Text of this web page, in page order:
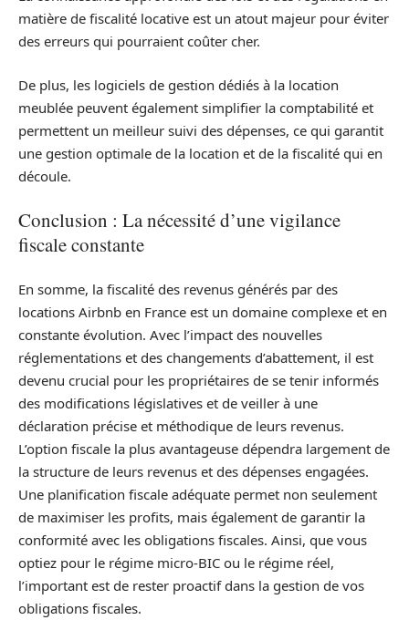
matière de fiscalité locative est un atout majeur pour éviter
des erreurs qui pourraient coûter cher.
De plus, les logiciels de gestion dédiés à la location
meublée peuvent également simplifier la comptabilité et
permettent un meilleur suivi des dépenses, ce qui garantit
une gestion optimale de la location et de la fiscalité qui en
découle.
Conclusion : La nécessité d’une vigilance
fiscale constante
En somme, la fiscalité des revenus générés par des
locations Airbnb en France est un domaine complexe et en
constante évolution. Avec l’impact des nouvelles
réglementations et des changements d’abattement, il est
devenu crucial pour les propriétaires de se tenir informés
des modifications législatives et de veiller à une
déclaration précise et méthodique de leurs revenus.
L’option fiscale la plus avantageuse dépendra largement de
la structure de leurs revenus et des dépenses engagées.
Une planification fiscale adéquate permet non seulement
de maximiser les profits, mais également de garantir la
conformité avec les obligations fiscales. Ainsi, que vous
optiez pour le régime micro-BIC ou le régime réel,
l’important est de rester proactif dans la gestion de vos
obligations fiscales.